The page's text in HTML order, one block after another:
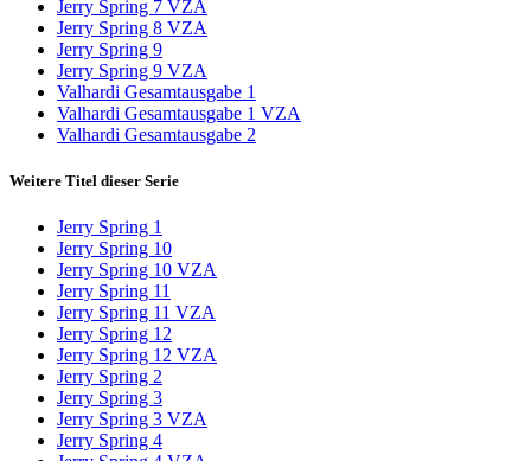
Jerry Spring 7 VZA
Jerry Spring 8 VZA
Jerry Spring 9
Jerry Spring 9 VZA
Valhardi Gesamtausgabe 1
Valhardi Gesamtausgabe 1 VZA
Valhardi Gesamtausgabe 2
Weitere Titel dieser Serie
Jerry Spring 1
Jerry Spring 10
Jerry Spring 10 VZA
Jerry Spring 11
Jerry Spring 11 VZA
Jerry Spring 12
Jerry Spring 12 VZA
Jerry Spring 2
Jerry Spring 3
Jerry Spring 3 VZA
Jerry Spring 4